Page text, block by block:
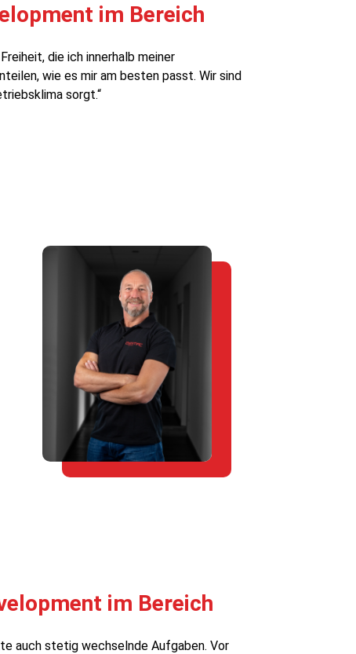
im Bereich
die ich innerhalb meiner
wie es mir am besten passt. Wir sind
sorgt.“
im Bereich
auch stetig wechselnde Aufgaben. Vor